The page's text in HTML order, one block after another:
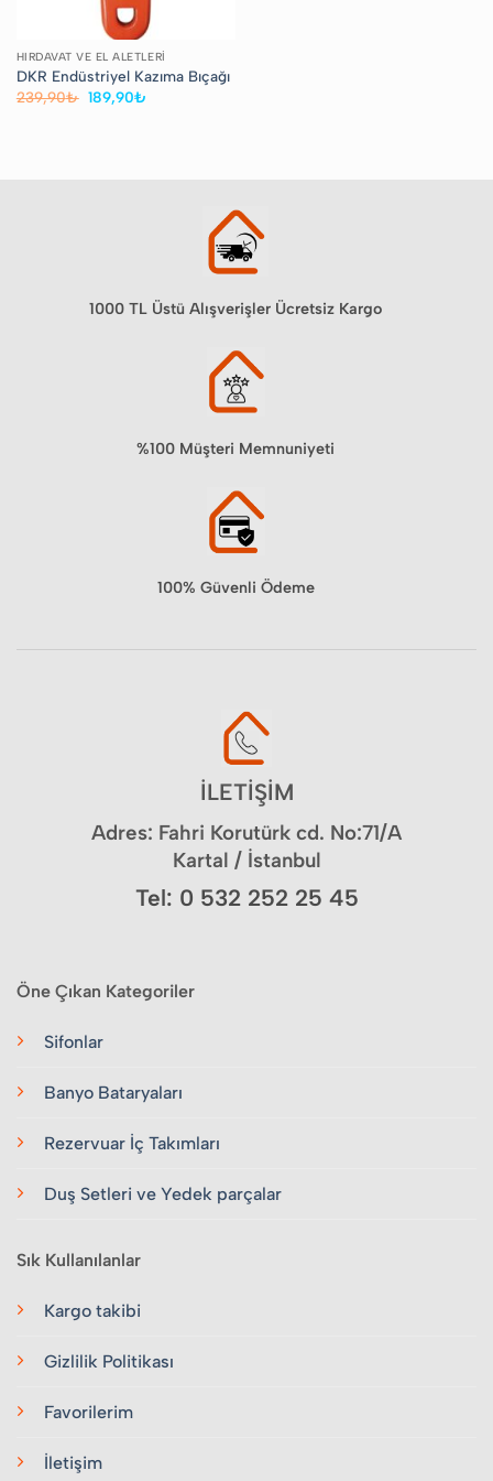
HIRDAVAT VE EL ALETLERI
DKR Endüstriyel Kazıma Bıçağı
239,90₺ Orijinal
fiyat:
189,90₺
1000 TL Üstü Alışverişler Ücretsiz Kargo
%100 Müşteri Memnuniyeti
100% Güvenli Ödeme
İLETİŞİM
Adres: Fahri Korutürk cd. No:71/A
Kartal / İstanbul
Tel: 0 532 252 25 45
Öne Çıkan Kategoriler
Sifonlar
Banyo Bataryaları
Rezervuar İç Takımları
Duş Setleri ve Yedek parçalar
Sık Kullanılanlar
Kargo takibi
Gizlilik Politikası
Favorilerim
İletişim